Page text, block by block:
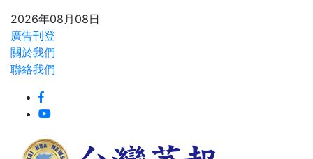
2026年08月08日
廣告刊登
關於我們
聯絡我們